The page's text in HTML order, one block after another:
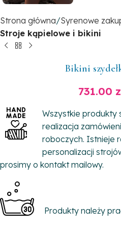
Strona główna Syrenowe
Stroje kąpielowe i bikini
Bikini
731.00
Wszystkie produkty
realizacja
roboczych. Istnieje
personalizacji
prosimy o kontakt mailowy.
Produkty należy